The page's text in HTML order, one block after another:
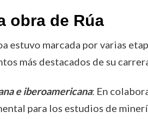
obra de Rúa
estuvo marcada por varias
más destacados de su
e iberoamericana: En
para los estudios de